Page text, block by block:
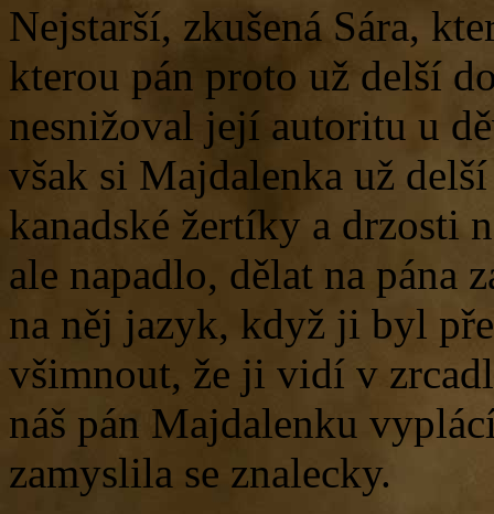
Nejstarší, zkušená Sára,
kterou pán proto už delší
nesnižoval její autoritu u
však si Majdalenka už
kanadské žertíky a drzosti
ale napadlo, dělat na pána
na něj jazyk, když ji byl
všimnout, že ji vidí v
náš pán Majdalenku
zamyslila se znalecky.